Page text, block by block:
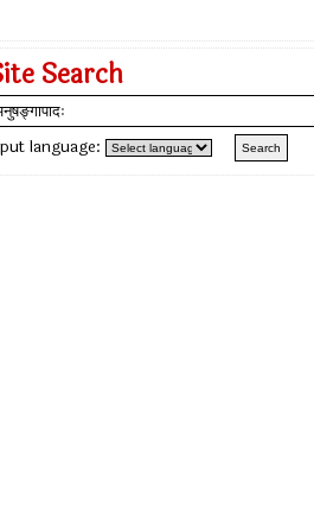
Search
language: